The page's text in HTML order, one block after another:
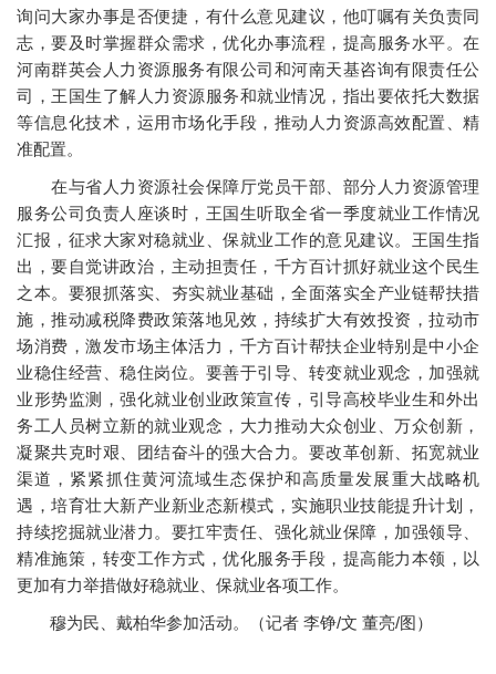
询问大家办事是否便捷，有什么意见建议，他叮嘱有关负责同
志，要及时掌握群众需求，优化办事流程，提高服务水平。在
河南群英会人力资源服务有限公司和河南天基咨询有限责任公
司，王国生了解人力资源服务和就业情况，指出要依托大数据
等信息化技术，运用市场化手段，推动人力资源高效配置、精
准配置。
在与省人力资源社会保障厅党员干部、部分人力资源管理
服务公司负责人座谈时，王国生听取全省一季度就业工作情况
汇报，征求大家对稳就业、保就业工作的意见建议。王国生指
出，要自觉讲政治，主动担责任，千方百计抓好就业这个民生
之本。要狠抓落实、夯实就业基础，全面落实全产业链帮扶措
施，推动减税降费政策落地见效，持续扩大有效投资，拉动市
场消费，激发市场主体活力，千方百计帮扶企业特别是中小企
业稳住经营、稳住岗位。要善于引导、转变就业观念，加强就
业形势监测，强化就业创业政策宣传，引导高校毕业生和外出
务工人员树立新的就业观念，大力推动大众创业、万众创新，
凝聚共克时艰、团结奋斗的强大合力。要改革创新、拓宽就业
渠道，紧紧抓住黄河流域生态保护和高质量发展重大战略机
遇，培育壮大新产业新业态新模式，实施职业技能提升计划，
持续挖掘就业潜力。要扛牢责任、强化就业保障，加强领导、
精准施策，转变工作方式，优化服务手段，提高能力本领，以
更加有力举措做好稳就业、保就业各项工作。
穆为民、戴柏华参加活动。（记者 李铮/文 董亮/图）